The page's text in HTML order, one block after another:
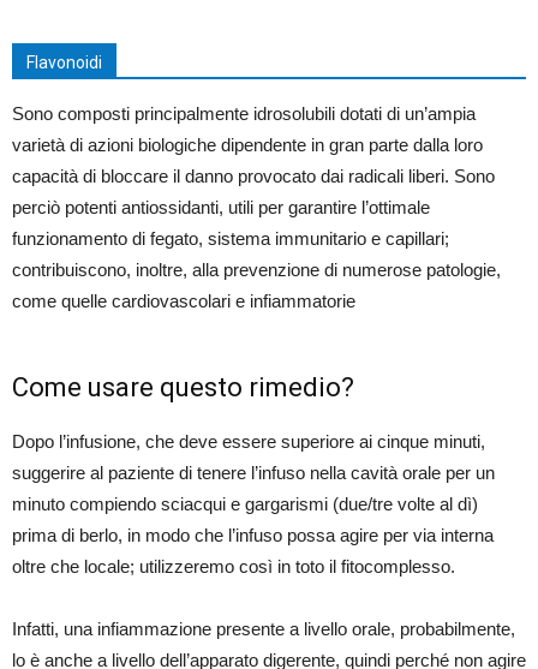
Flavonoidi
Sono composti principalmente idrosolubili dotati di un’ampia
varietà di azioni biologiche dipendente in gran parte dalla loro
capacità di bloccare il danno provocato dai radicali liberi. Sono
perciò potenti antiossidanti, utili per garantire l’ottimale
funzionamento di fegato, sistema immunitario e capillari;
contribuiscono, inoltre, alla prevenzione di numerose patologie,
come quelle cardiovascolari e infiammatorie
Come usare questo rimedio?
Dopo l’infusione, che deve essere superiore ai cinque minuti,
suggerire al paziente di tenere l’infuso nella cavità orale per un
minuto compiendo sciacqui e gargarismi (due/tre volte al dì)
prima di berlo, in modo che l’infuso possa agire per via interna
oltre che locale; utilizzeremo così in toto il fitocomplesso.
Infatti, una infiammazione presente a livello orale, probabilmente,
lo è anche a livello dell’apparato digerente, quindi perché non agire